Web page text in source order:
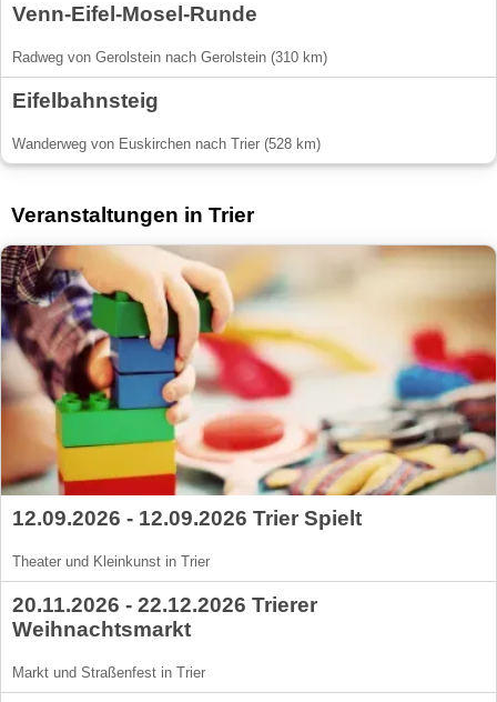
Venn-Eifel-Mosel-Runde
Radweg von Gerolstein nach Gerolstein (310 km)
Eifelbahnsteig
Wanderweg von Euskirchen nach Trier (528 km)
Veranstaltungen in Trier
12.09.2026 - 12.09.2026 Trier Spielt
Theater und Kleinkunst in Trier
20.11.2026 - 22.12.2026 Trierer
Weihnachtsmarkt
Markt und Straßenfest in Trier